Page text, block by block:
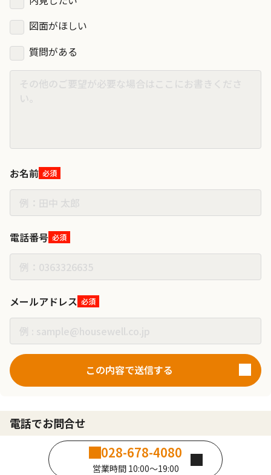
図面がほしい
質問がある
お名前 必須
電話番号 必須
メールアドレス 必須
この内容で送信する
電話でお問合せ
028-678-4080
営業時間 10:00～19:00